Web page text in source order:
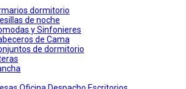
dormitorio
de noche
y Sinfonieres
de Cama
de dormitorio